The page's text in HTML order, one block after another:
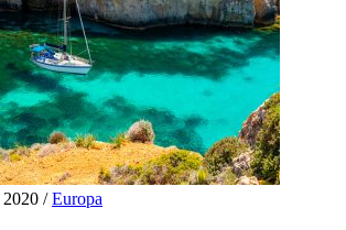
/ Europa